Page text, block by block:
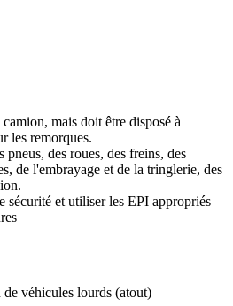
mais doit être disposé à
les remorques.
des roues, des freins, des
de l'embrayage et de la tringlerie, des
sécurité et utiliser les EPI appropriés
véhicules lourds (atout)